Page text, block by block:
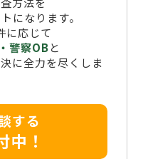
になります。
に応じて
警察OBと
に全力を尽くしま
する
中！